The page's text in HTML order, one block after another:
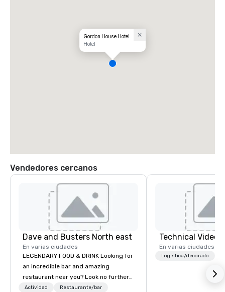
Gordon House Hotel
Hotel
Vendedores cercanos
Dave and Busters North east
En varias ciudades
LEGENDARY FOOD & DRINK Looking for
an incredible bar and amazing
restaurant near you? Look no further
than Dave & Buster's. We have
Actividad Restaurante/bar
Technical Video
En varias ciudades
Logística/decorado